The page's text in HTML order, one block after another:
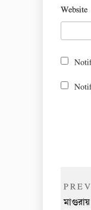
Website
Post
Previous
Post
মাগুরায়